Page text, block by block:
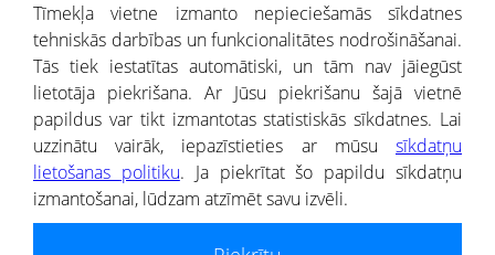
Dzimtas koks
Uzņēmumu atlase
Monitorings
Kredītizziņa par ārvalstu uzņēmumiem
® CREDITREFORM Latvija
SIA
Tīmekļa vietne izmanto nepieciešamās sīkdatnes
tehniskās darbības un funkcionalitātes nodrošināšanai.
Tās tiek iestatītas automātiski, un tām nav jāiegūst
lietotāja piekrišana. Ar Jūsu piekrišanu šajā vietnē
papildus var tikt izmantotas statistiskās sīkdatnes. Lai
uzzinātu vairāk, iepazīstieties ar mūsu sīkdatņu
lietošanas politiku. Ja piekrītat šo papildu sīkdatņu
izmantošanai, lūdzam atzīmēt savu izvēli.